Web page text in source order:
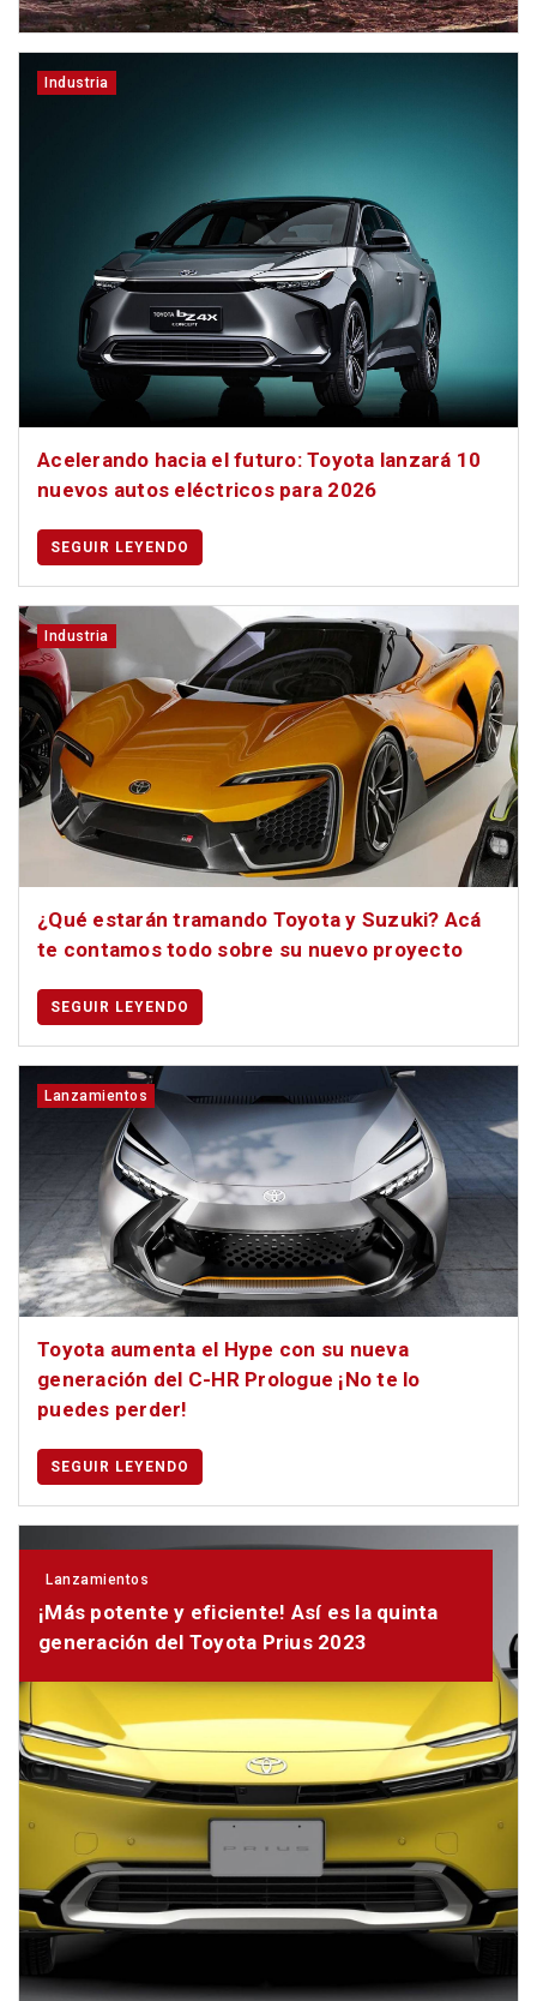
Industria
Acelerando hacia el futuro: Toyota lanzará 10
nuevos autos eléctricos para 2026
SEGUIR LEYENDO
Industria
¿Qué estarán tramando Toyota y Suzuki? Acá
te contamos todo sobre su nuevo proyecto
SEGUIR LEYENDO
Lanzamientos
Toyota aumenta el Hype con su nueva
generación del C-HR Prologue ¡No te lo
puedes perder!
SEGUIR LEYENDO
Lanzamientos
¡Más potente y eficiente! Así es la quinta
generación del Toyota Prius 2023